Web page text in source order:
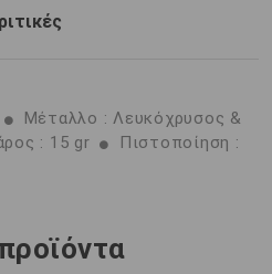
Μέταλλο : Λευκόχρυσος &
: 15 gr
Πιστοποίηση :